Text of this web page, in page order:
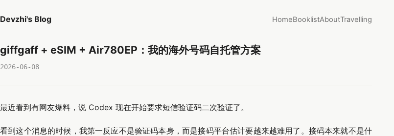
Devzhi's Blog HomeBooklistAboutTravelling
giffgaff + eSIM + Air780EP：我的海外号码自托管方案
2026-06-08
最近看到有网友爆料，说 Codex 现在开始要求短信验证码二次验证了。
看到这个消息的时候，我第一反应不是验证码本身，而是接码平台估计要越来越难用了。接码本来就不是什